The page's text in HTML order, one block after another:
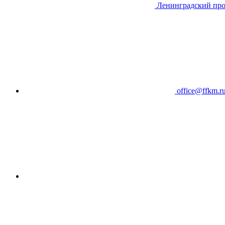
Ленинградский
office@ffkm.ru